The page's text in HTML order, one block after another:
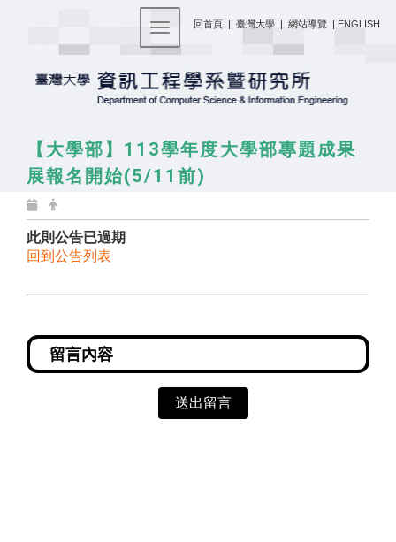
回首頁 | 臺灣大學 | 網站導覽 | ENGLISH
Toggle navigation
【大學部】113學年度大學部專題成果
展報名開始(5/11前)
此則公告已過期
回到公告列表
送出留言